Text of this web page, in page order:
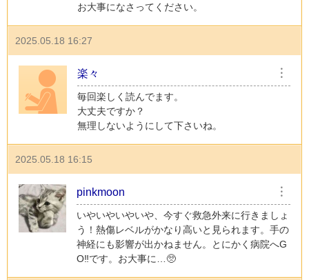
お大事になさってください。
2025.05.18 16:27
楽々 ︙
毎回楽しく読んでます。
大丈夫ですか？
無理しないようにして下さいね。
2025.05.18 16:15
pinkmoon ︙
いやいやいやいや、今すぐ救急外来に行きましょ
う！熱傷レベルがかなり高いと見られます。手の
神経にも影響が出かねません。とにかく病院へG
O‼️です。お大事に…🥺